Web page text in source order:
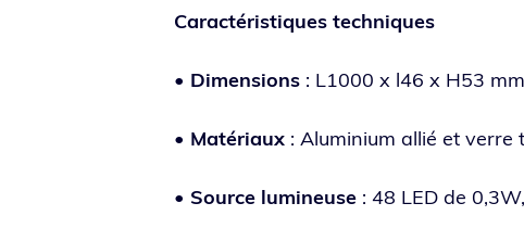
Caractéristiques tech­niques
• Dimensions : L1000 x l46 x H53
• Matériaux : Aluminium allié et verre
• Source lumi­neuse : 48 LED de